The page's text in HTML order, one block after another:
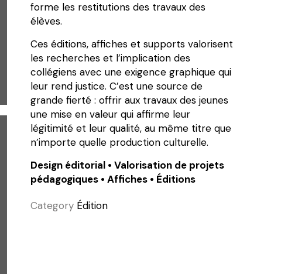
forme les restitutions des travaux des
élèves.
Ces éditions, affiches et supports valorisent
les recherches et l’implication des
collégiens avec une exigence graphique qui
leur rend justice. C’est une source de
grande fierté : offrir aux travaux des jeunes
une mise en valeur qui affirme leur
légitimité et leur qualité, au même titre que
n’importe quelle production culturelle.
Design éditorial • Valorisation de projets
pédagogiques • Affiches • Éditions
Category Édition